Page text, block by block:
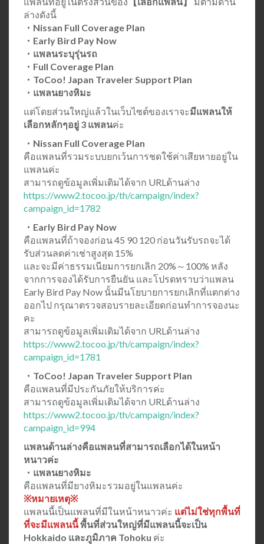
ล่างดังนี้
・Nissan Full Coverage Plan
・Early Bird Pay Now
・แพลนระบุรุ่นรถ
・Full Coverage Plan
・ToCoo! Japan Traveler Support Plan
・แพลนยางหิมะ
แต่โดยส่วนใหญ่แล้วในเว็บไซต์ของเราจะมีแพลนให้
เลือกหลักๆอยู่ 3 แพลนค่ะ
・Nissan Full Coverage Plan
คือแพลนที่รวมระบบยกเว้นการชดใช้ค่าเสียหายอยู่ใน
แพลนค่ะ
สามารถดูข้อมูลเพิ่มเติมได้จาก URLด้านล่าง
https://www2.tocoo.jp/th/campaign/index?
campaign_id=1782
・Early Bird Pay Now
คือแพลนที่ถ้าจองก่อน 45 90 120 ก่อนวันรับรถจะได้
รับส่วนลดค่าเช่าสูงสุด 15%
และจะมีค่าธรรมเนียมการยกเลิก 20%～100% หลัง
จากการจองได้รับการยืนยัน และโปรดทราบว่าแพลน
Early Bird Pay Now นั้นมีนโยบายการยกเลิกที่แตกต่าง
ออกไป กรุณาตรวจสอบรายละเอียดก่อนทำการจองนะ
คะ
สามารถดูข้อมูลเพิ่มเติมได้จาก URLด้านล่าง
https://www2.tocoo.jp/th/campaign/index?
campaign_id=1781
・ToCoo! Japan Traveler Support Plan
คือแพลนที่มีประกันภัยให้บริการค่ะ
สามารถดูข้อมูลเพิ่มเติมได้จาก URLด้านล่าง
https://www2.tocoo.jp/th/campaign/index?
campaign_id=994
แพลนด้านล่างคือแพลนที่สามารถเลือกได้ในหน้า
หนาวค่ะ
・แพลนยางหิมะ
คือแพลนที่มียางหิมะรวมอยู่ในแพลนค่ะ
※หมายเหตุ※
แพลนนี้เป็นแพลนที่มีในหน้าหนาวค่ะ แต่ไม่ใช่ทุกพื้นที่
ที่จะมีแพลนนี้พื้นที่ส่วนใหญ่ที่มีแพลนนี้จะเป็น
Hokkaido และภูมิภาค Tohoku ค่ะ